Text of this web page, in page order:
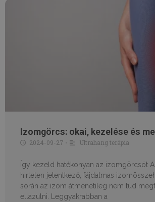
Izomgörcs: okai, kezelése és
2024-09-27 • Ultrahang terápia
Így kezeld hatékonyan az izomgörcsöt
hirtelen jelentkező, fájdalmas
során az izom átmenetileg nem tud
ellazulni. Leggyakrabban a